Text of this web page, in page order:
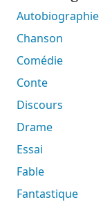
Autobiographie
Chanson
Comédie
Conte
Discours
Drame
Essai
Fable
Fantastique